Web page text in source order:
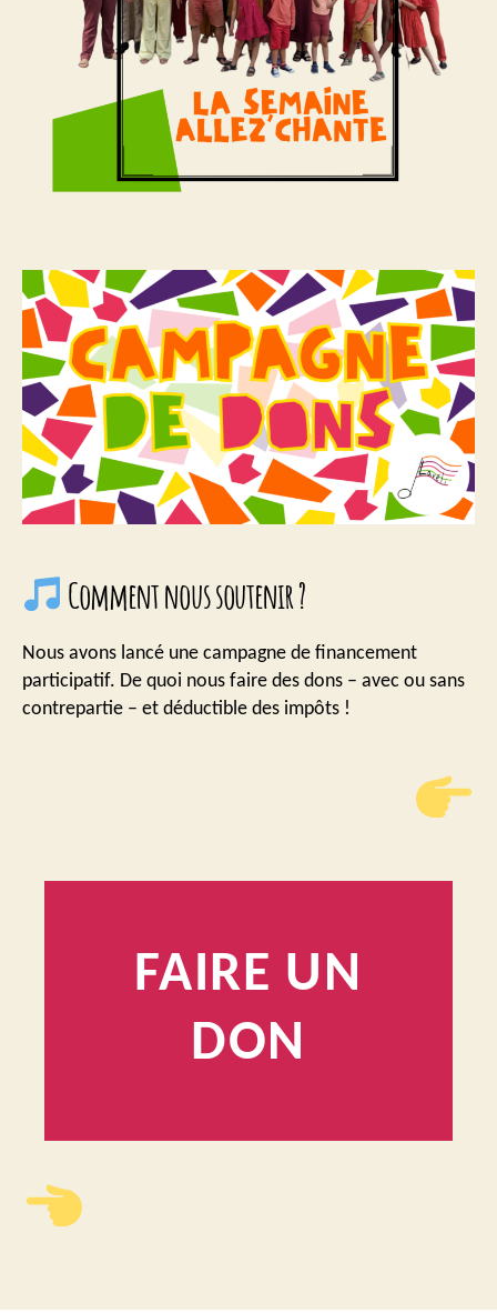
Comment nous soutenir ?
Nous avons lancé une campagne de financement
participatif. De quoi nous faire des dons – avec ou sans
contrepartie – et déductible des impôts !
FAIRE UN
DON